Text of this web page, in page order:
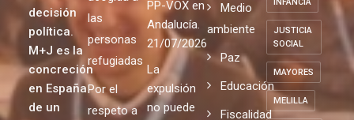
decisión
política.
M+J es la
concreción
en España
de un
las
personas
refugiadas
Por el
respeto a
PP-VOX en
Andalucía.
21/07/2026
La
expulsión
no puede
Medio
ambiente
Paz
Educación
Fiscalidad
JUSTICIA
SOCIAL
MAYORES
MELILLA